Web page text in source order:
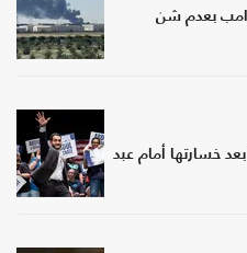
ترامب بعدم شن
خسارتها أمام عبد